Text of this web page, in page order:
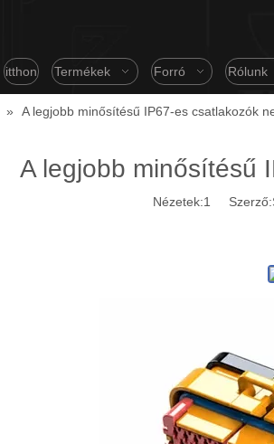
itthon Termékek Forró Rólunk
» A legjobb minősítésű IP67-es csatlakozók
A legjobb minősítésű
Nézetek:1